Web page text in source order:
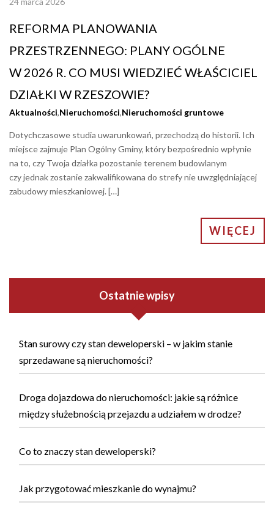
REFORMA PLANOWANIA
PRZESTRZENNEGO: PLANY OGÓLNE
W 2026 R. CO MUSI WIEDZIEĆ WŁAŚCICIEL
DZIAŁKI W RZESZOWIE?
Aktualności,Nieruchomości,Nieruchomości gruntowe
Dotychczasowe studia uwarunkowań, przechodzą do historii. Ich
miejsce zajmuje Plan Ogólny Gminy, który bezpośrednio wpłynie
na to, czy Twoja działka pozostanie terenem budowlanym
czy jednak zostanie zakwalifikowana do strefy nie uwzględniającej
zabudowy mieszkaniowej. […]
WIĘCEJ
Ostatnie wpisy
Stan surowy czy stan deweloperski – w jakim stanie
sprzedawane są nieruchomości?
Droga dojazdowa do nieruchomości: jakie są różnice
między służebnością przejazdu a udziałem w drodze?
Co to znaczy stan deweloperski?
Jak przygotować mieszkanie do wynajmu?